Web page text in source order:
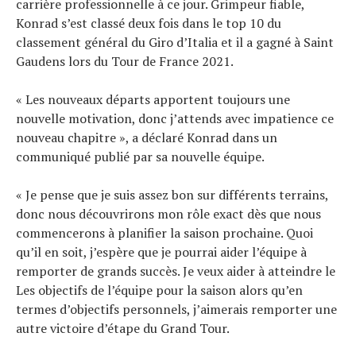
carrière professionnelle à ce jour. Grimpeur fiable,
Konrad s’est classé deux fois dans le top 10 du
classement général du Giro d’Italia et il a gagné à Saint
Gaudens lors du Tour de France 2021.
« Les nouveaux départs apportent toujours une
nouvelle motivation, donc j’attends avec impatience ce
nouveau chapitre », a déclaré Konrad dans un
communiqué publié par sa nouvelle équipe.
« Je pense que je suis assez bon sur différents terrains,
donc nous découvrirons mon rôle exact dès que nous
commencerons à planifier la saison prochaine. Quoi
qu’il en soit, j’espère que je pourrai aider l’équipe à
remporter de grands succès. Je veux aider à atteindre le
Les objectifs de l’équipe pour la saison alors qu’en
termes d’objectifs personnels, j’aimerais remporter une
autre victoire d’étape du Grand Tour.